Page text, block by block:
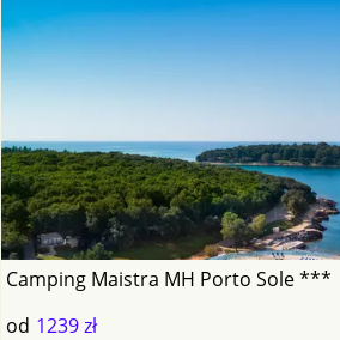
Camping Maistra MH Porto Sole ***
od 1239 zł